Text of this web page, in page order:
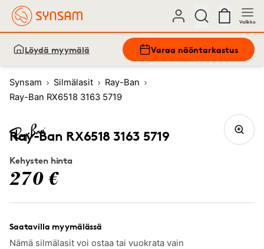
Valikko
Löydä myymälä Varaa näöntarkastus
Synsam Silmälasit
Ray-Ban
Ray-Ban RX6518 3163 5719
Ray-Ban RX6518 3163 5719
Kehysten hinta
270 €
Saatavilla myymälässä
Nämä silmälasit voi ostaa tai vuokrata vain